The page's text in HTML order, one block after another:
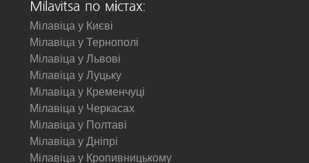
Milavitsa по містах:
Мілавіца у Києві
Мілавіца у Тернополі
Мілавіца у Львові
Мілавіца у Луцьку
Мілавіца у Кременчуці
Мілавіца у Черкасах
Мілавіца у Полтаві
Мілавіца у Дніпрі
Мілавіца у Кропивницькому